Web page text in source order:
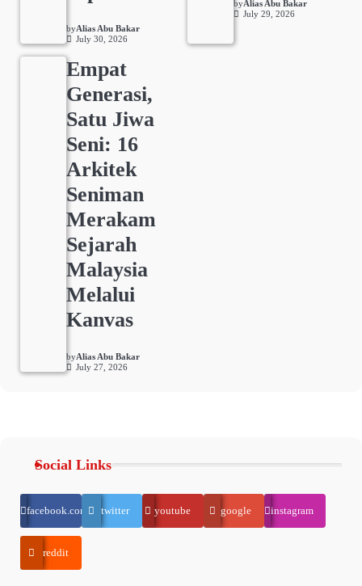
byAlias Abu Bakar
July 30, 2026
byAlias Abu Bakar
July 29, 2026
Empat
Generasi,
Satu Jiwa
Seni: 16
Arkitek
Seniman
Merakam
Sejarah
Malaysia
Melalui
Kanvas
byAlias Abu Bakar
July 27, 2026
Social Links
facebook.com twitter youtube google instagram
reddit